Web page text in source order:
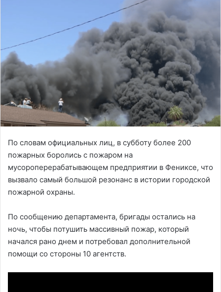
По словам официальных лиц, в субботу более 200
пожарных боролись с пожаром на
мусороперерабатывающем предприятии в Фениксе, что
вызвало самый большой резонанс в истории городской
пожарной охраны.
По сообщению департамента, бригады остались на
ночь, чтобы потушить массивный пожар, который
начался рано днем и потребовал дополнительной
помощи со стороны 10 агентств.